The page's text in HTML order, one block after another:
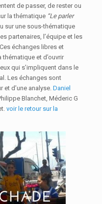
de passer, de rester ou
la thématique “Le parler
sur une sous-thématique
partenaires, l’équipe et les
échanges libres et
et d’ouvrir
qui s’impliquent dans le
Les échanges sont
et d’une analyse.Daniel
Blanchet, Méderic G
voir le retour sur la